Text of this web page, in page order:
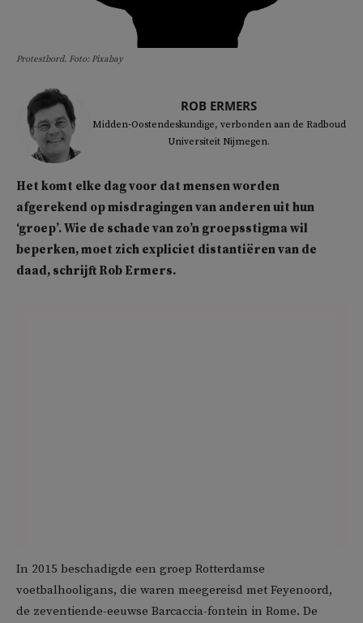
Protestbord. Foto: Pixabay
ROB ERMERS
Midden-Oostendeskundige, verbonden aan de Radboud
Universiteit Nijmegen.
Het komt elke dag voor dat mensen worden
afgerekend op misdragingen van anderen uit hun
‘groep’. Wie de schade van zo’n groepsstigma wil
beperken, moet zich expliciet distantiëren van de
daad, schrijft Rob Ermers.
In 2015 beschadigde een groep Rotterdamse
voetbalhooligans, die waren meegereisd met Feyenoord,
de zeventiende-eeuwse Barcaccia-fontein in Rome. De